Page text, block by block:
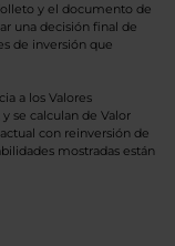
y el documento de
una decisión final de
de inversión que
a los Valores
se calculan de Valor
con reinversión de
mostradas están